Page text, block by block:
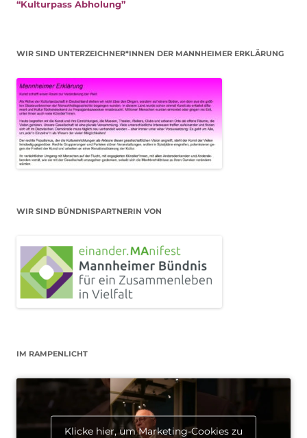
“Kulturpass Abholung”
WIR SIND UNTERZEICHNER*INNEN DER MANNHEIMER ERKLÄRUNG
WIR SIND BÜNDNISPARTNERIN VON
IM RAMPENLICHT
Klicke hier, um Marketing-Cookies zu